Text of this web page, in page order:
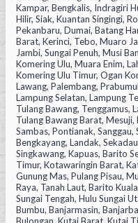
Kampar, Bengkalis, Indragiri
Hilir, Siak, Kuantan Singingi,
Pekanbaru, Dumai, Batang
Barat, Kerinci, Tebo, Muaro
Jambi, Sungai Penuh, Musi
Komering Ulu, Muara Enim,
Komering Ulu Timur, Ogan
Lawang, Palembang,
Lampung Selatan, Lampung
Tulang Bawang, Tenggamus,
Tulang Bawang Barat,
Sambas, Pontianak,
Bengkayang, Landak,
Singkawang, Kapuas, Barito
Timur, Kotawaringin Barat,
Gunung Mas, Pulang Pisau,
Raya, Tanah Laut, Barito
Sungai Tengah, Hulu Sungai
Bumbu, Banjarmasin,
Bulongan, Kutai Barat, Kutai